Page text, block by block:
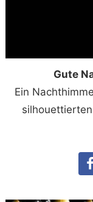
Gute
Ein